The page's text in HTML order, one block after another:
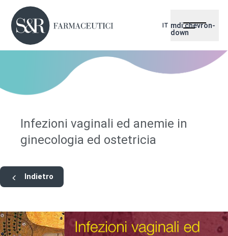
IT mdi:chevron-
down
Infezioni vaginali ed anemie in
ginecologia ed ostetricia
Indietro